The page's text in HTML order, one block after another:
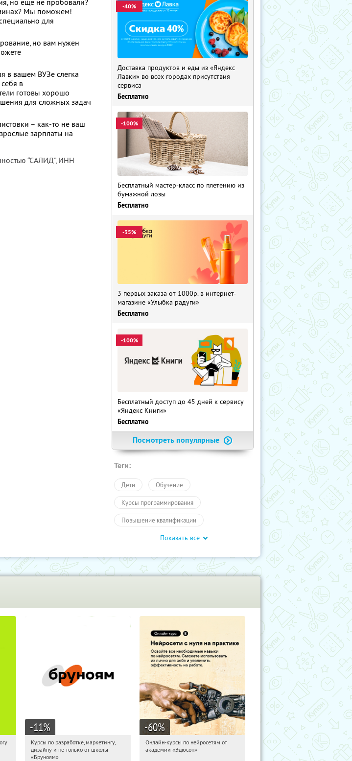
но еще не пробовали?
Мы поможем!
для
но вам нужен
в вашем ВУЗе слегка
в
готовы хорошо
для сложных задач
– как-то не ваш
зарплаты на
“САЛИД”, ИНН
-40%
Доставка продуктов и еды из «Яндекс
Лавки» во всех городах присутствия
сервиса
Бесплатно
-100%
Бесплатный мастер-класс по плетению из
бумажной лозы
Бесплатно
-35%
3 первых заказа от 1000р. в интернет-
магазине «Улыбка радуги»
Бесплатно
-100%
Бесплатный доступ до 45 дней к сервису
«Яндекс Книги»
Бесплатно
Посмотреть популярные
Теги:
Дети Обучение
Курсы программирования
Повышение квалификации
Онлайн-курсы ПолучиКупон
Обучение Дети Обучение
Показать все
-11%
08:18:16
Получи первым!
Россия
Курсы по разработке, маркетингу,
дизайну и не только от школы
«Бруноям»
-60%
08:18:16 Получили:
Онлайн-курсы по нейросетям от
академии «Эдюсон»